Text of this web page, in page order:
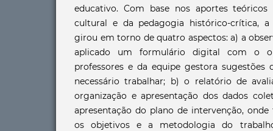
educativo. Com base nos aportes
cultural e da pedagogia histórico-crítica, a
girou em torno de quatro aspectos: a) a
aplicado um formulário digital com o
professores e da equipe gestora sugestões
necessário trabalhar; b) o relatório de
organização e apresentação dos dados
apresentação do plano de intervenção,
os objetivos e a metodologia do